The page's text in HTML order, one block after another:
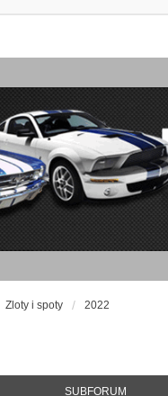
Zloty i spoty 2022
SUBFORUM